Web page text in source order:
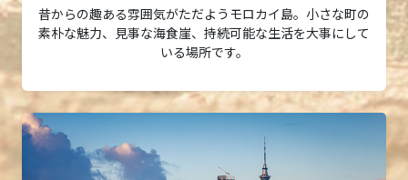
昔からの趣ある雰囲気がただようモロカイ島。小さな町の
素朴な魅力、見事な海食崖、持続可能な生活を大事にして
いる場所です。